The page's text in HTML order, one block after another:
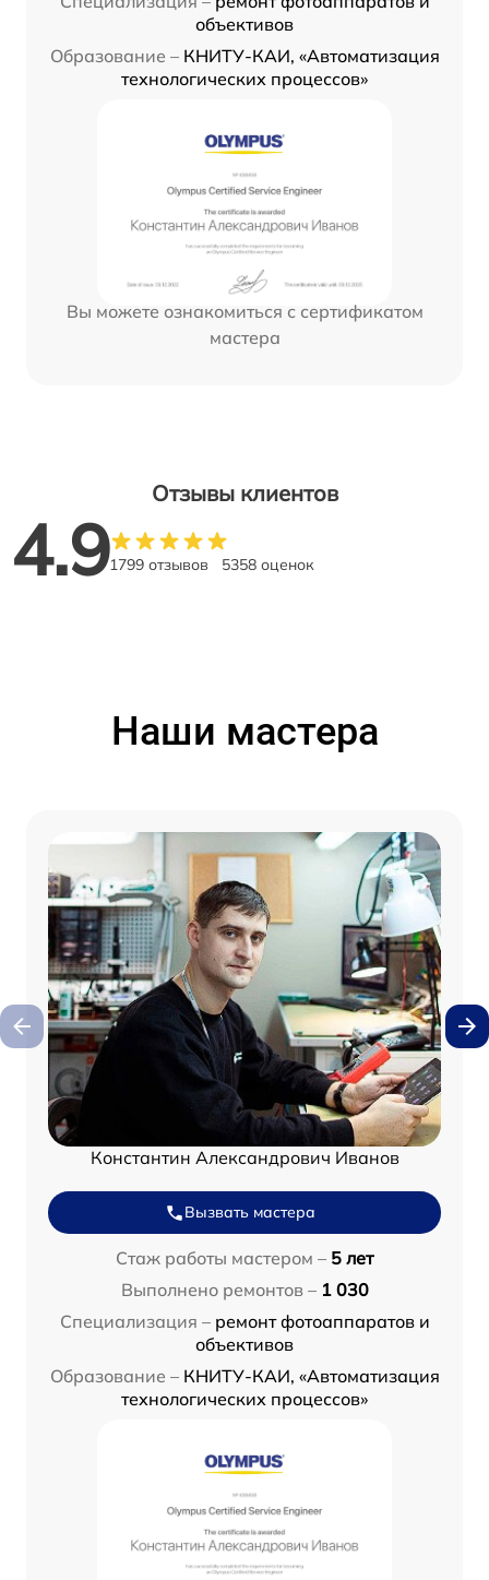
объективов
Образование – КНИТУ-КАИ, «Автоматизация
технологических процессов»
Вы можете ознакомиться с сертификатом
мастера
Отзывы клиентов
4.91799 отзывов 5358 оценок
Наши мастера
Константин Александрович Иванов
Вызвать мастера
Стаж работы мастером – 5 лет
Выполнено ремонтов – 1 030
Специализация – ремонт фотоаппаратов и
объективов
Образование – КНИТУ-КАИ, «Автоматизация
технологических процессов»